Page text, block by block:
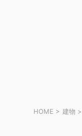
HOME > 建物 >